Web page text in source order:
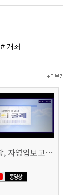
# 개최
시사기획창, 자영업보고서 빚의 굴레 507회 (KBS 25.6.10)